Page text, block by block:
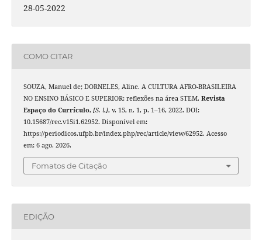
28-05-2022
COMO CITAR
SOUZA, Manuel de; DORNELES, Aline. A CULTURA AFRO-BRASILEIRA
NO ENSINO BÁSICO E SUPERIOR: reflexões na área STEM. Revista
Espaço do Currículo, [S. l.], v. 15, n. 1, p. 1–16, 2022. DOI:
10.15687/rec.v15i1.62952. Disponível em:
https://periodicos.ufpb.br/index.php/rec/article/view/62952. Acesso
em: 6 ago. 2026.
Fomatos de Citação
EDIÇÃO